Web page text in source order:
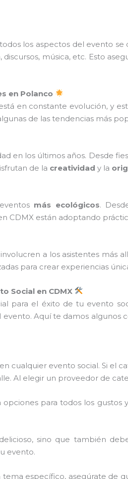
los aspectos del evento
música, etc. Esto
en Polanco
en constante evolución, y
de las tendencias más
en los últimos años. Desde
de la creatividad y la
más ecológicos.
CDMX están adoptando
a los asistentes más
para crear experiencias
Social en CDMX
para el éxito de tu evento
Aquí te damos
cualquier evento social. Si el
Al elegir un proveedor de
para todos los gustos
sino que también
evento.
tema específico, asegúrate de